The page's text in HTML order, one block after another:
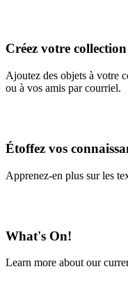
Créez votre
Ajoutez des objets à votre
ou à vos amis par courriel.
Étoffez vos
Apprenez-en plus sur les
What's On!
Learn more about our